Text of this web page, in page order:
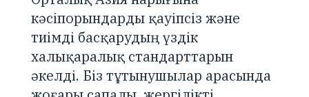
кәсіпорындарды қауіпсіз және
тиімді басқарудың үздік
халықаралық стандарттарын
әкелді. Біз тұтынушылар арасында